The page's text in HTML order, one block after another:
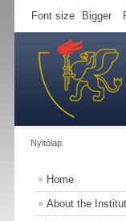
Font size Bigger
Nyitólap
Home
About the